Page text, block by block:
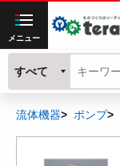
メニュー
すべて
流体機器 ポンプ